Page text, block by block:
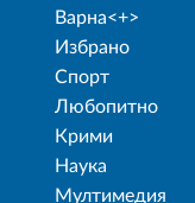
Варна<+>
Избрано
Спорт
Любопитно
Крими
Наука
Мултимедия